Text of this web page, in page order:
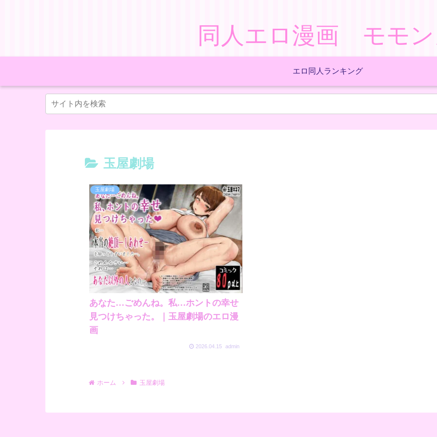
同人エロ漫画 モモ
エロ同人ランキング
玉屋劇場
玉屋劇場
あなた…ごめんね。私…ホントの幸せ
見つけちゃった。｜玉屋劇場のエロ漫
画
2026.04.15 admin
ホーム 玉屋劇場